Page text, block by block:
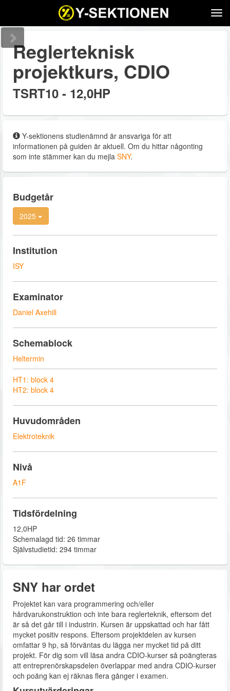
Reglerteknisk
projektkurs, CDIO
TSRT10 - 12,0HP
Y-sektionens studienämnd är ansvariga för att
informationen på guiden är aktuell. Om du hittar någonting
som inte stämmer kan du mejla SNY.
Budgetår
2025
Institution
ISY
Examinator
Daniel Axehill
Schemablock
Heltermin
HT1: block 4
HT2: block 4
Huvudområden
Elektroteknik
Nivå
A1F
Tidsfördelning
12,0HP
Schemalagd tid: 26 timmar
Självstudietid: 294 timmar
SNY har ordet
Projektet kan vara programmering och/eller
hårdvarukonstruktion och inte bara reglerteknik, eftersom det
är så det går till i industrin. Kursen är uppskattad och har fått
mycket positiv respons. Eftersom projektdelen av kursen
omfattar 9 hp, så förväntas du lägga ner mycket tid på ditt
projekt. För dig som vill läsa andra CDIO-kurser så poängteras
att entreprenörskapsdelen överlappar med andra CDIO-kurser
och poäng kan ej räknas flera gånger i examen.